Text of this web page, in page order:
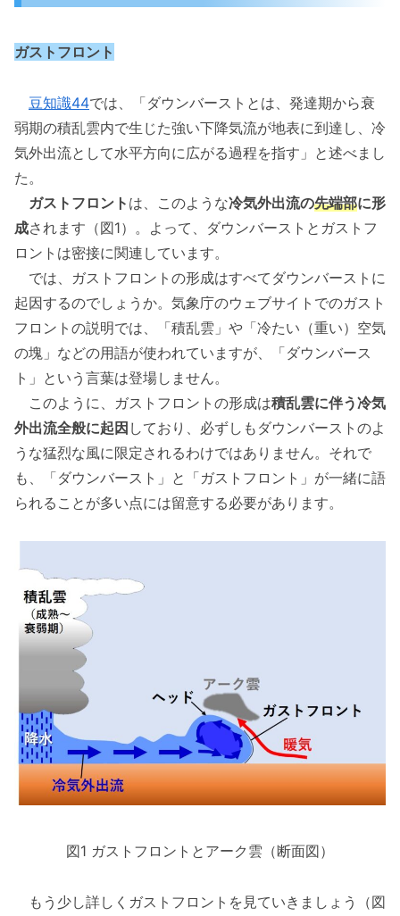
ガストフロント
豆知識44では、「ダウンバーストとは、発達期から衰
弱期の積乱雲内で生じた強い下降気流が地表に到達し、冷
気外出流として水平方向に広がる過程を指す」と述べまし
た。
ガストフロント は、このような冷気外出流の先端部に形
成されます（図1）。よって、ダウンバーストとガストフ
ロントは密接に関連しています。
では、ガストフロントの形成はすべてダウンバーストに
起因するのでしょうか。気象庁のウェブサイトでのガスト
フロントの説明では、「積乱雲」や「冷たい（重い）空気
の塊」などの用語が使われていますが、「ダウンバース
ト」という言葉は登場しません。
このように、ガストフロントの形成は積乱雲に伴う冷気
外出流全般に起因 しており、必ずしもダウンバーストのよ
うな猛烈な風に限定されるわけではありません。それで
も、「ダウンバースト」と「ガストフロント」が一緒に語
られることが多い点には留意する必要があります。
図1 ガストフロントとアーク雲（断面図）
もう少し詳しくガストフロントを見ていきましょう（図